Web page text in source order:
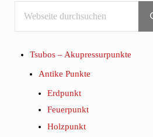
Sidebar
Tsubos – Akupressurpunkte
Antike Punkte
Erdpunkt
Feuerpunkt
Holzpunkt